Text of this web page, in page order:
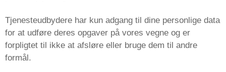
Tjenesteudbydere har kun adgang til dine personlige data
for at udføre deres opgaver på vores vegne og er
forpligtet til ikke at afsløre eller bruge dem til andre
formål.